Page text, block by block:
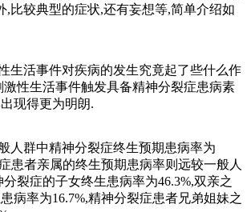
,比较典型的症状,还有妄想等,简单介绍如
生活事件对疾病的发生究竟起了些什么作
激性生活事件触发具备精神分裂症患病素
现得更为明朗.
人群中精神分裂症终生预期患病率为
患者亲属的终生预期患病率则远较一般人
裂症的子女终生患病率为46.3%,双亲之
病率为16.7%,精神分裂症患者兄弟姐妹之